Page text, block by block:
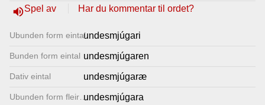
volume_upSpel av Har du kommentar til ordet?
Ubunden form eintalundesmjúgari
Bunden form eintal undesmjúgaren
Dativ eintal undesmjúgaræ
Ubunden form fleirtal
undesmjúgara
Lenkjer
Kontakt
oss